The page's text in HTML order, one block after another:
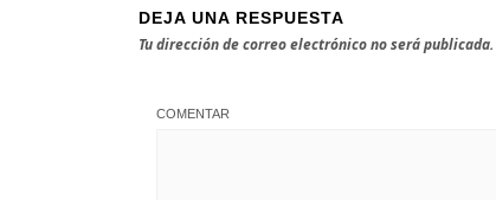
DEJA UNA RESPUESTA
Tu dirección de correo electrónico no será publicada.
COMENTAR